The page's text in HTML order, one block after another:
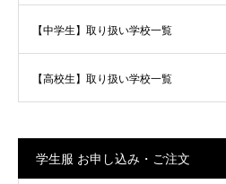
【中学生】取り扱い学校一覧
【高校生】取り扱い学校一覧
学生服 お申し込み・ご注文